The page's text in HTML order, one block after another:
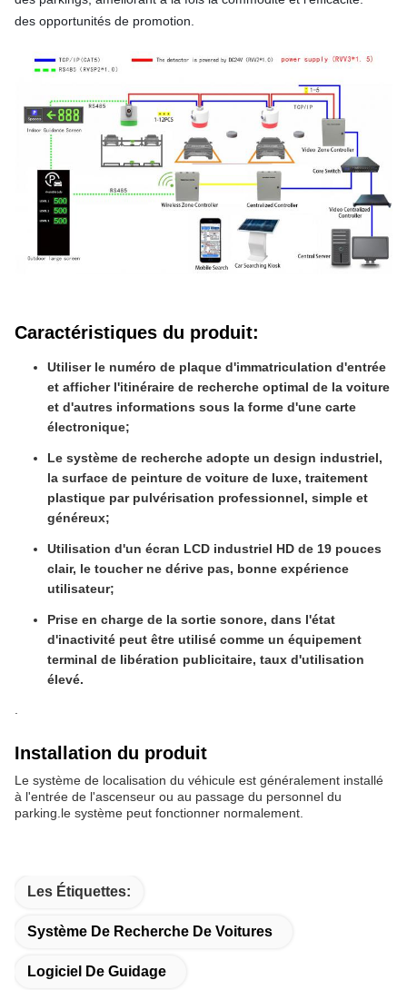
des opportunités de promotion.
Caractéristiques du produit:
Utiliser le numéro de plaque d'immatriculation d'entrée
et afficher l'itinéraire de recherche optimal de la voiture
et d'autres informations sous la forme d'une carte
électronique;
Le système de recherche adopte un design industriel,
la surface de peinture de voiture de luxe, traitement
plastique par pulvérisation professionnel, simple et
généreux;
Utilisation d'un écran LCD industriel HD de 19 pouces
clair, le toucher ne dérive pas, bonne expérience
utilisateur;
Prise en charge de la sortie sonore, dans l'état
d'inactivité peut être utilisé comme un équipement
terminal de libération publicitaire, taux d'utilisation
élevé.
Installation du produit
Le système de localisation du véhicule est généralement installé
à l'entrée de l'ascenseur ou au passage du personnel du
parking.le système peut fonctionner normalement.
Les Étiquettes:
Système De Recherche De Voitures
Logiciel De Guidage